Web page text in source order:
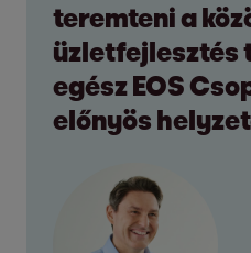
teremteni a
üzletfejlesztés
egész EOS
előnyös